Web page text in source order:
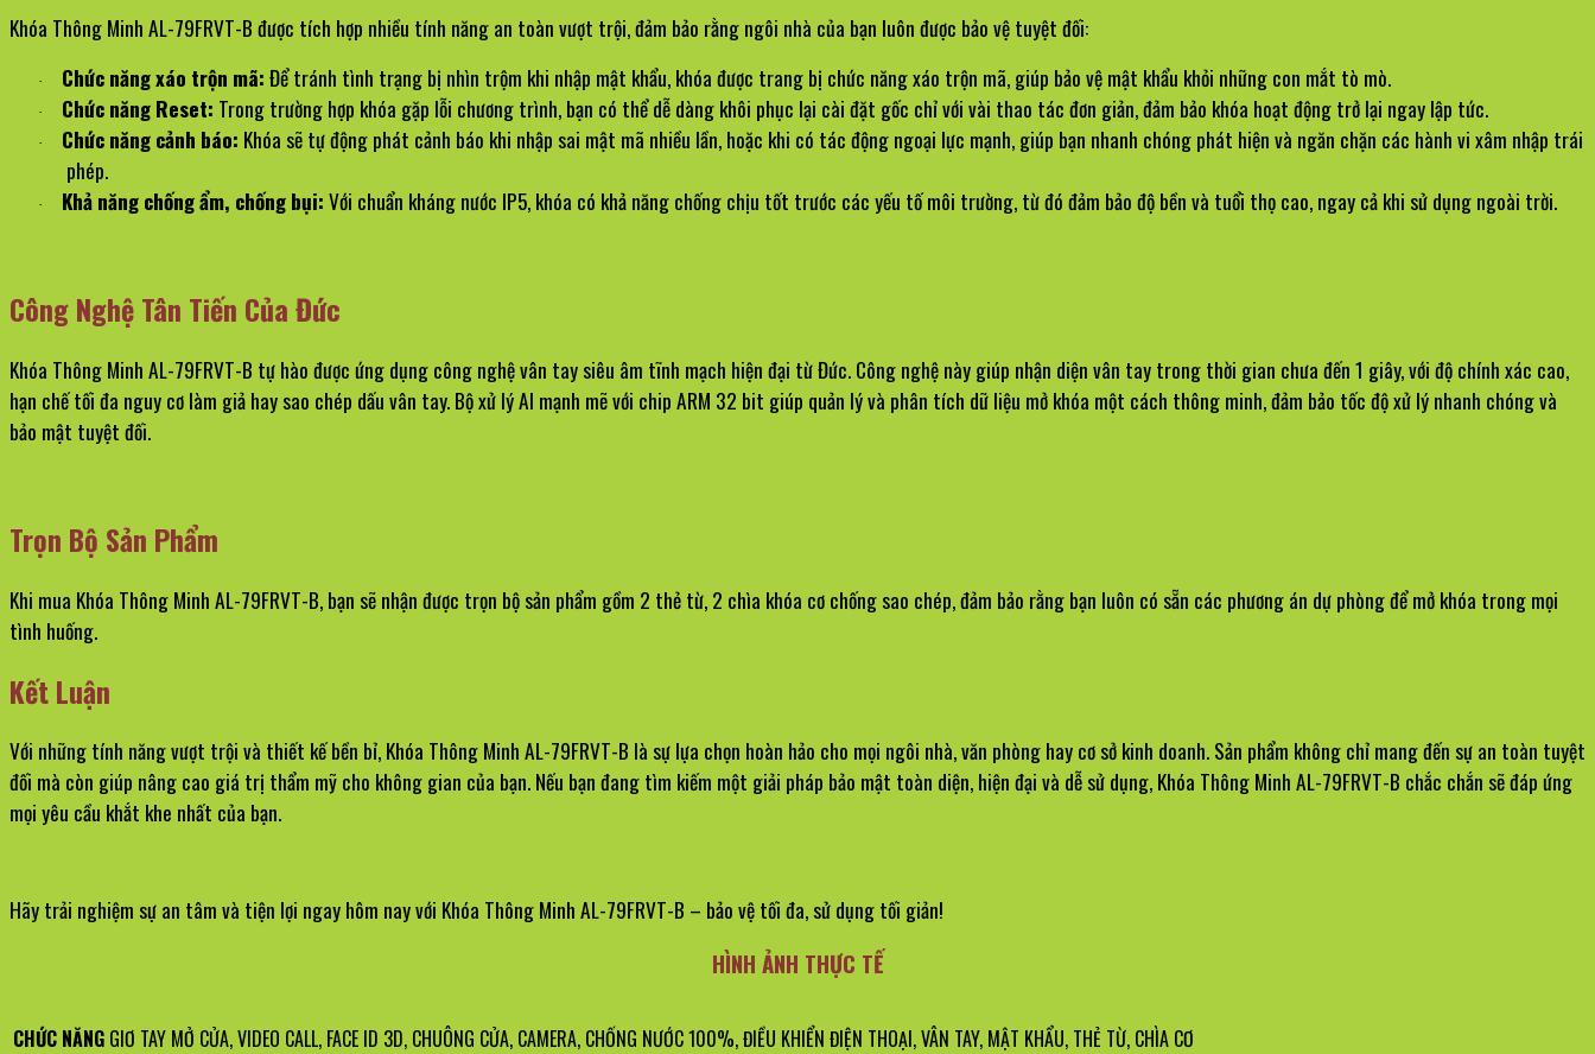
Khóa Thông Minh AL-79FRVT-B được tích hợp nhiều tính năng an toàn vượt trội, đảm bảo rằng ngôi nhà của bạn luôn được bảo vệ tuyệt đối:
· Chức năng xáo trộn mã: Để tránh tình trạng bị nhìn trộm khi nhập mật khẩu, khóa được trang bị chức năng xáo trộn mã, giúp bảo vệ mật khẩu khỏi những con mắt tò mò.
· Chức năng Reset: Trong trường hợp khóa gặp lỗi chương trình, bạn có thể dễ dàng khôi phục lại cài đặt gốc chỉ với vài thao tác đơn giản, đảm bảo khóa hoạt động trở lại ngay lập tức.
· Chức năng cảnh báo: Khóa sẽ tự động phát cảnh báo khi nhập sai mật mã nhiều lần, hoặc khi có tác động ngoại lực mạnh, giúp bạn nhanh chóng phát hiện và ngăn chặn các hành vi xâm nhập trái
phép.
· Khả năng chống ẩm, chống bụi: Với chuẩn kháng nước IP5, khóa có khả năng chống chịu tốt trước các yếu tố môi trường, từ đó đảm bảo độ bền và tuổi thọ cao, ngay cả khi sử dụng ngoài trời.
Công Nghệ Tân Tiến Của Đức
Khóa Thông Minh AL-79FRVT-B tự hào được ứng dụng công nghệ vân tay siêu âm tĩnh mạch hiện đại từ Đức. Công nghệ này giúp nhận diện vân tay trong thời gian chưa đến 1 giây, với độ chính xác cao,
hạn chế tối đa nguy cơ làm giả hay sao chép dấu vân tay. Bộ xử lý AI mạnh mẽ với chip ARM 32 bit giúp quản lý và phân tích dữ liệu mở khóa một cách thông minh, đảm bảo tốc độ xử lý nhanh chóng và
bảo mật tuyệt đối.
Trọn Bộ Sản Phẩm
Khi mua Khóa Thông Minh AL-79FRVT-B, bạn sẽ nhận được trọn bộ sản phẩm gồm 2 thẻ từ, 2 chìa khóa cơ chống sao chép, đảm bảo rằng bạn luôn có sẵn các phương án dự phòng để mở khóa trong mọi
tình huống.
Kết Luận
Với những tính năng vượt trội và thiết kế bền bỉ, Khóa Thông Minh AL-79FRVT-B là sự lựa chọn hoàn hảo cho mọi ngôi nhà, văn phòng hay cơ sở kinh doanh. Sản phẩm không chỉ mang đến sự an toàn tuyệt
đối mà còn giúp nâng cao giá trị thẩm mỹ cho không gian của bạn. Nếu bạn đang tìm kiếm một giải pháp bảo mật toàn diện, hiện đại và dễ sử dụng, Khóa Thông Minh AL-79FRVT-B chắc chắn sẽ đáp ứng
mọi yêu cầu khắt khe nhất của bạn.
Hãy trải nghiệm sự an tâm và tiện lợi ngay hôm nay với Khóa Thông Minh AL-79FRVT-B – bảo vệ tối đa, sử dụng tối giản!
HÌNH ẢNH THỰC TẾ
CHỨC NĂNG GIƠ TAY MỞ CỬA, VIDEO CALL, FACE ID 3D, CHUÔNG CỬA, CAMERA, CHỐNG NƯỚC 100%, ĐIỀU KHIỂN ĐIỆN THOẠI, VÂN TAY, MẬT KHẨU, THẺ TỪ, CHÌA CƠ